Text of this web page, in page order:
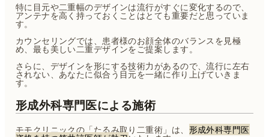
特に目元や二重幅のデザインは流行がすぐに変化するので、
アンテナを高く持っておくことはとても重要だと思っていま
す。
カウンセリングでは、患者様のお顔全体のバランスを見極
め、最も美しい二重デザインをご提案します。
さらに、デザインを形にする技術力があるので、流行に左右
されない、あなたに似合う目元を一緒に作り上げていきま
す。
形成外科専門医による施術
モモクリニックの「たるみ取り二重術」は、 形成外科専門医